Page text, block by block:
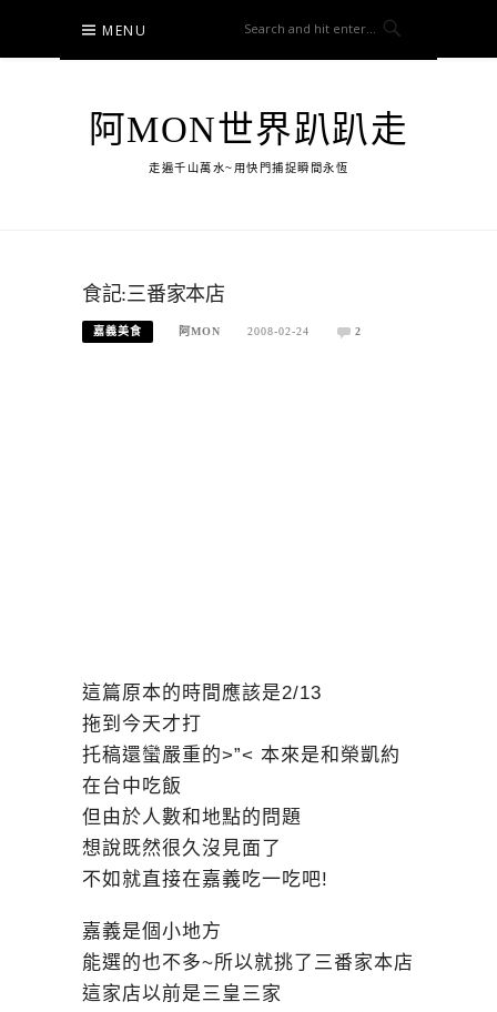
content
MENU
阿MON世界趴趴走
走遍千山萬水~用快門捕捉瞬間永恆
食記:三番家本店
嘉義美食 阿MON 2008-02-24 2
這篇原本的時間應該是2/13
拖到今天才打
托稿還蠻嚴重的>”< 本來是和榮凱約
在台中吃飯
但由於人數和地點的問題
想說既然很久沒見面了
不如就直接在嘉義吃一吃吧!
嘉義是個小地方
能選的也不多~所以就挑了三番家本店
這家店以前是三皇三家